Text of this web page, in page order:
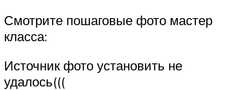
Смотрите пошаговые фото мастер
класса:
Источник фото установить не
удалось(((